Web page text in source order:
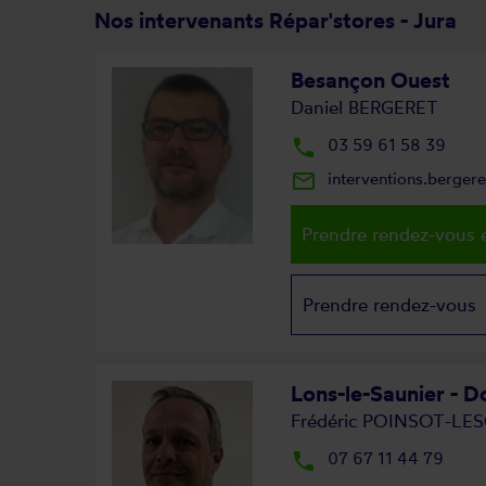
Nos intervenants Répar'stores - Jura
Besançon Ouest
Daniel BERGERET
local_phone 03 59 61 58 39
mail_outline
Prendre rendez-vous
Prendre rendez-vous
Lons-le-Saunier -
Frédéric POINSOT-
local_phone 07 67 11 44 79